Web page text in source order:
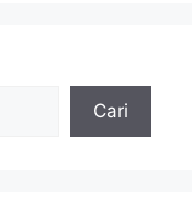
Cari